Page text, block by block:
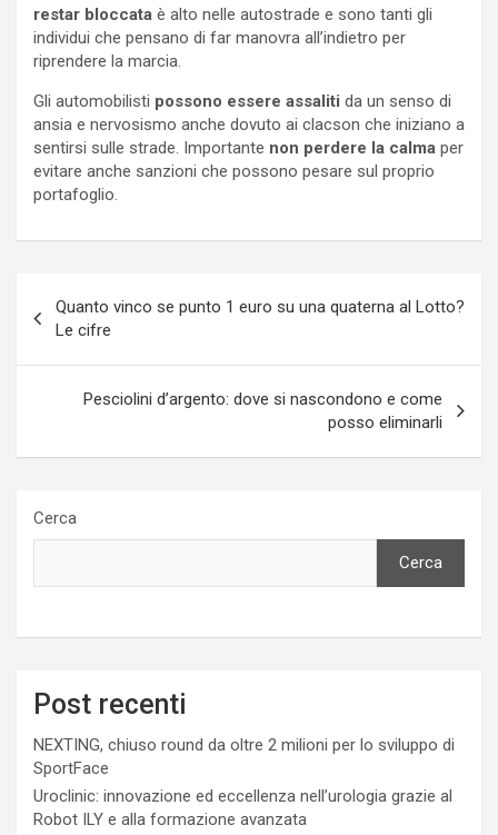
restar bloccata è alto nelle autostrade e sono tanti gli
individui che pensano di far manovra all’indietro per
riprendere la marcia.
Gli automobilisti possono essere assaliti da un senso di
ansia e nervosismo anche dovuto ai clacson che iniziano a
sentirsi sulle strade. Importante non perdere la calma per
evitare anche sanzioni che possono pesare sul proprio
portafoglio.
articoli
Quanto vinco se punto 1 euro su una quaterna al Lotto?
Le cifre
Pesciolini d’argento: dove si nascondono e come
posso eliminarli
Cerca
Cerca
Post recenti
NEXTING, chiuso round da oltre 2 milioni per lo sviluppo di
SportFace
Uroclinic: innovazione ed eccellenza nell’urologia grazie al
Robot ILY e alla formazione avanzata